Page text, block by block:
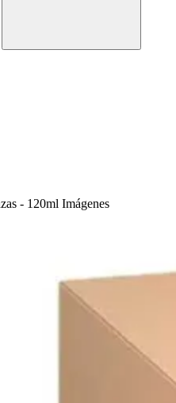
- 120ml Imágenes